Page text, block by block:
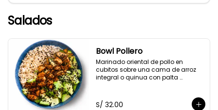
Salados
Bowl Pollero
Marinado oriental de pollo en
cubitos sobre una cama de arroz
integral o quinua con palta
soya.
S/ 32.00